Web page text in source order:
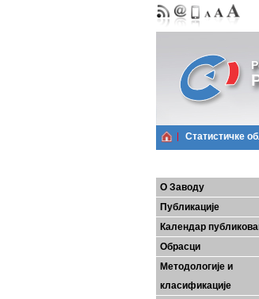
Статистичке
О Заводу
Публикације
Календар
Обрасци
Методологије и
класификације